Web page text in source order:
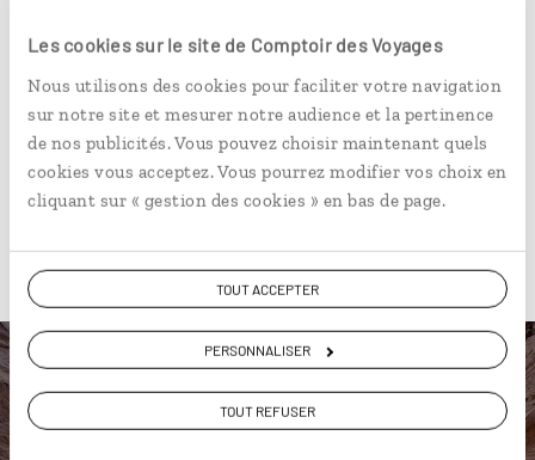
Les cookies sur le site de Comptoir des Voyages
Nous utilisons des cookies pour faciliter votre navigation
sur notre site et mesurer notre audience et la pertinence
de nos publicités. Vous pouvez choisir maintenant quels
cookies vous acceptez. Vous pourrez modifier vos choix en
cliquant sur « gestion des cookies » en bas de page.
TOUT ACCEPTER
PERSONNALISER
TOUT REFUSER
à partir de 6250€
Pour aller plus loin
Nos 6 idées de voyage